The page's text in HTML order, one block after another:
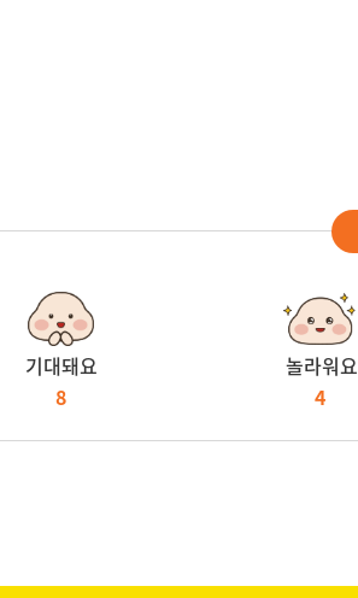
기대돼요
8
놀라워요
4